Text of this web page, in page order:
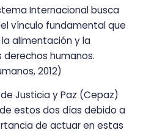
Internacional busca
vínculo fundamental que
alimentación y la
humanos.
2012)
Justicia y Paz (Cepaz)
estos dos días debido a
de actuar en estas